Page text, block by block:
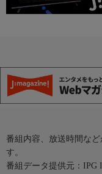
番組内容、放送時間な
す。
番組データ提供元：IPG